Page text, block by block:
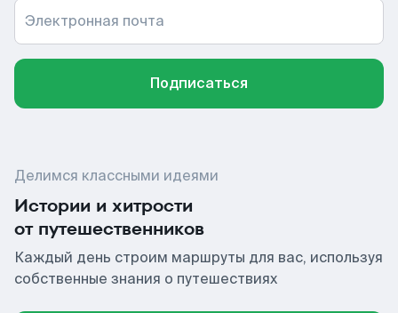
Электронная почта
Подписаться
Делимся классными идеями
Истории и хитрости
от путешественников
Каждый день строим маршруты для вас, используя
собственные знания о путешествиях